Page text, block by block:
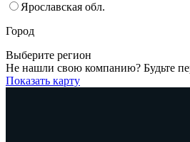
Ярославская обл.
Город
Выберите регион
Не нашли свою компанию? Будьте
Показать карту